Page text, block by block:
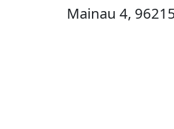
Mainau 4,